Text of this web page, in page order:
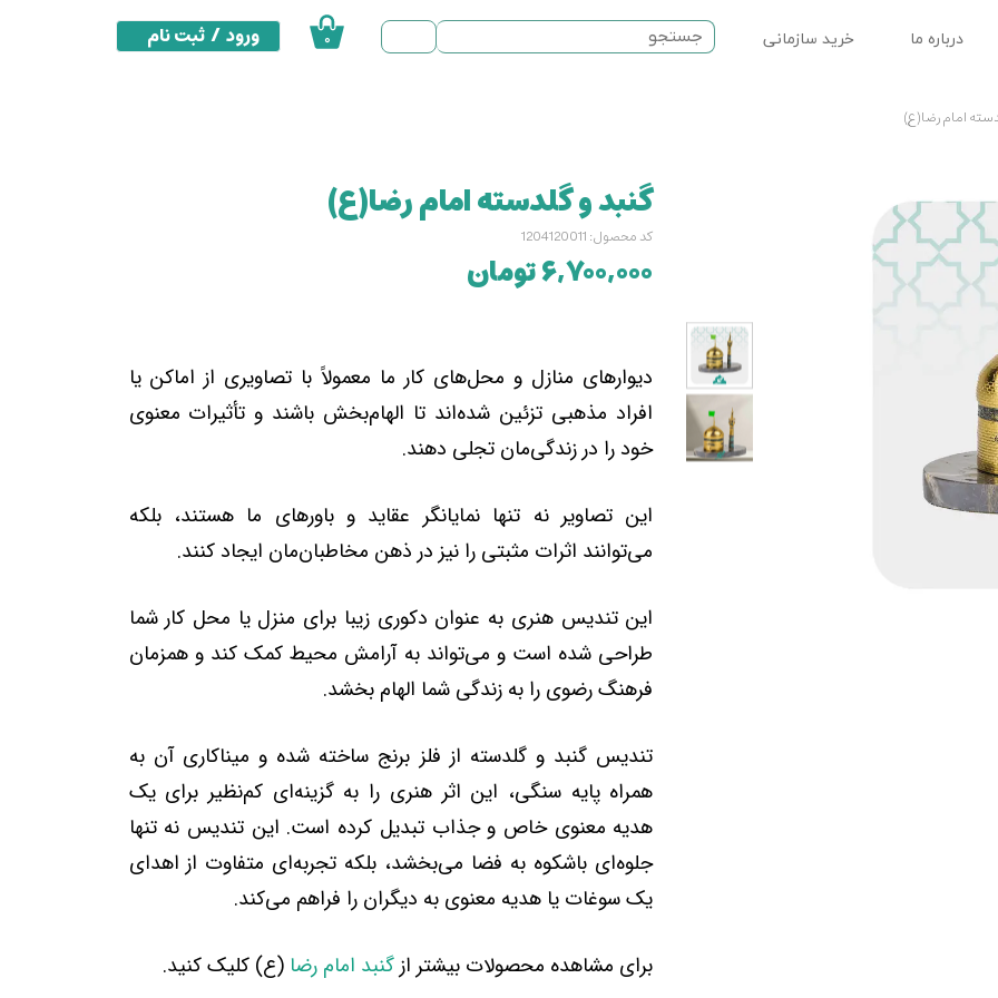
ورود/ثبت نام ۰ درباره ما خرید سازمانی
امام رضا(ع)
گنبد و گلدسته امام رضا(ع)
کد محصول: 1204120011
۶,۷۰۰,۰۰۰ تومان
دیوارهای منازل و محل‌های کار ما معمولاً با تصاویری از اماکن یا
افراد مذهبی تزئین شده‌اند تا الهام‌بخش باشند و تأثیرات معنوی
خود را در زندگی‌مان تجلی دهند.
این تصاویر نه تنها نمایانگر عقاید و باورهای ما هستند، بلکه
می‌توانند اثرات مثبتی را نیز در ذهن مخاطبان‌مان ایجاد کنند.
این تندیس هنری به عنوان دکوری زیبا برای منزل یا محل کار شما
طراحی شده است و می‌تواند به آرامش محیط کمک کند و همزمان
فرهنگ رضوی را به زندگی شما الهام بخشد.
تندیس گنبد و گلدسته از فلز برنج ساخته شده و میناکاری آن به
همراه پایه سنگی، این اثر هنری را به گزینه‌ای کم‌نظیر برای یک
هدیه معنوی خاص و جذاب تبدیل کرده است. این تندیس نه تنها
جلوه‌ای باشکوه به فضا می‌بخشد، بلکه تجربه‌ای متفاوت از اهدای
یک سوغات یا هدیه معنوی به دیگران را فراهم می‌کند.
برای مشاهده محصولات بیشتر از گنبد امام رضا (ع) کلیک کنید.